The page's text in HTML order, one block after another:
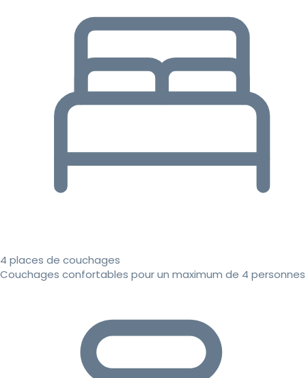
4 places de couchages
Couchages confortables pour un maximum de 4 personnes